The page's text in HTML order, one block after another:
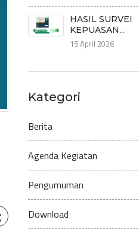
HASIL SURVEI
KEPUASAN...
15 April 2026
Kategori
Berita
Agenda Kegiatan
Pengumuman
Download